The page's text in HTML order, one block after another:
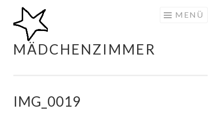
Zum
Inhalt
springen
MÄDCHENZIMMER
MENÜ
IMG_0019